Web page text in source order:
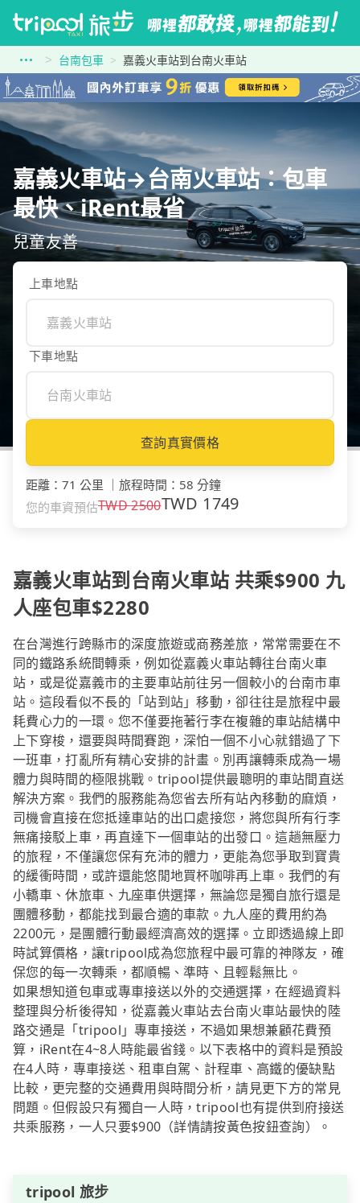
台南包車 嘉義火車站到台南火車站
嘉義火車站→台南火車站：包車
最快、iRent最省
兒童友善
上車地點
下車地點
查詢真實價格
距離 ： 71 公里 旅程時間 ： 58 分鐘
您的車資預估TWD2500TWD 1749
嘉義火車站到台南火車站 共乘$900 九
人座包車$2280
在台灣進行跨縣市的深度旅遊或商務差旅，常常需要在不
同的鐵路系統間轉乘，例如從嘉義火車站轉往台南火車
站，或是從嘉義市的主要車站前往另一個較小的台南市車
站。這段看似不長的「站到站」移動，卻往往是旅程中最
耗費心力的一環。您不僅要拖著行李在複雜的車站結構中
上下穿梭，還要與時間賽跑，深怕一個不小心就錯過了下
一班車，打亂所有精心安排的計畫。別再讓轉乘成為一場
體力與時間的極限挑戰。tripool提供最聰明的車站間直送
解決方案。我們的服務能為您省去所有站內移動的麻煩，
司機會直接在您抵達車站的出口處接您，將您與所有行李
無痛接駁上車，再直達下一個車站的出發口。這趟無壓力
的旅程，不僅讓您保有充沛的體力，更能為您爭取到寶貴
的緩衝時間，或許還能悠閒地買杯咖啡再上車。我們的有
小轎車、休旅車、九座車供選擇，無論您是獨自旅行還是
團體移動，都能找到最合適的車款。九人座的費用約為
2200元，是團體行動最經濟高效的選擇。立即透過線上即
時試算價格，讓tripool成為您旅程中最可靠的神隊友，確
保您的每一次轉乘，都順暢、準時、且輕鬆無比。
如果想知道包車或專車接送以外的交通選擇，在經過資料
整理與分析後得知，從嘉義火車站去台南火車站最快的陸
路交通是「tripool」專車接送，不過如果想兼顧花費預
算，iRent在4~8人時能最省錢。以下表格中的資料是預設
在4人時，專車接送、租車自駕、計程車、高鐵的優缺點
比較，更完整的交通費用與時間分析，請見更下方的常見
問題。但假設只有獨自一人時，tripool也有提供到府接送
共乘服務，一人只要$900（詳情請按黃色按鈕查詢）。
tripool 旅步